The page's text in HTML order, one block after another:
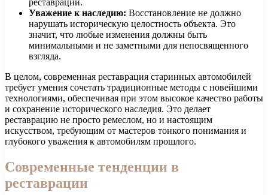
реставрации.
Уважение к наследию: Восстановление не должно
нарушать историческую целостность объекта. Это
значит, что любые изменения должны быть
минимальными и не заметными для непосвященного
взгляда.
В целом, современная реставрация старинных автомобилей
требует умения сочетать традиционные методы с новейшими
технологиями, обеспечивая при этом высокое качество работы
и сохранение исторического наследия. Это делает
реставрацию не просто ремеслом, но и настоящим
искусством, требующим от мастеров тонкого понимания и
глубокого уважения к автомобилям прошлого.
Современные тенденции в
реставрации